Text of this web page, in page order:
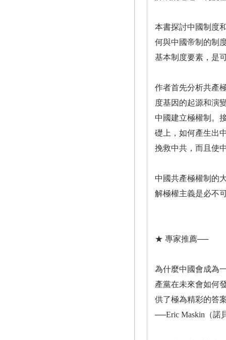
本書探討中國制度
何與中國帝制的制
基本制度要素，是
作者首先分析共產
度基因的起源和演
中國建立極權制。
礎上，如何產生出
挽救中共，而且使
中國共產極權制的
解極權主義是必不
★ 專家推薦──
為什麼中國會成為
產黨在未來會如何
供了極為精彩的答
──Eric Maskin（諾